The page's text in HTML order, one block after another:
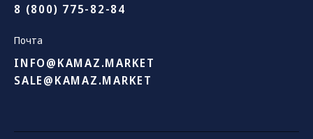
8 (800) 775-82-84
Почта
INFO@KAMAZ.MARKET
SALE@KAMAZ.MARKET